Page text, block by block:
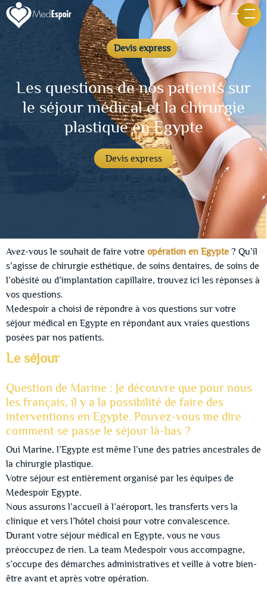
Devis express
Les questions de nos patients sur
le séjour médical et la chirurgie
plastique en Egypte
Devis express
Avez-vous le souhait de faire votre opération en Egypte ? Qu’il
s’agisse de chirurgie esthétique, de soins dentaires, de soins de
l’obésité ou d’implantation capillaire, trouvez ici les réponses à
vos questions.
Medespoir a choisi de répondre à vos questions sur votre
séjour médical en Egypte en répondant aux vraies questions
posées par nos patients.
Le séjour
Question de Marine : Je découvre que pour nous
les français, il y a la possibilité de faire des
interventions en Egypte. Pouvez-vous me dire
comment se passe le séjour là-bas ?
Oui Marine, l’Egypte est même l’une des patries ancestrales de
la chirurgie plastique.
Votre séjour est entièrement organisé par les équipes de
Medespoir Egypte.
Nous assurons l’accueil à l’aéroport, les transferts vers la
clinique et vers l’hôtel choisi pour votre convalescence.
Durant votre séjour médical en Egypte, vous ne vous
préoccupez de rien. La team Medespoir vous accompagne,
s’occupe des démarches administratives et veille à votre bien-
être avant et après votre opération.